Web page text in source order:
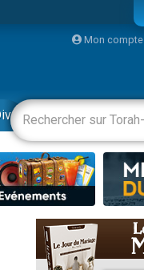
Mon compte
Livres